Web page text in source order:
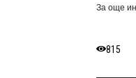
За още
815